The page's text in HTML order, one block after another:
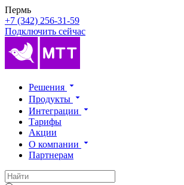
Пермь
+7 (342) 256-31-59
Подключить сейчас
Решения
Продукты
Интеграции
Тарифы
Акции
О компании
Партнерам